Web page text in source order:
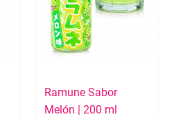
Ramune Sabor
Melón | 200 ml